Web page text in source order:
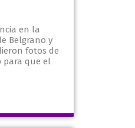
en la
Belgrano y
fotos de
para que el